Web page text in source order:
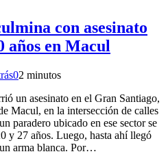
con asesinato
años en Macul
02 minutos
un asesinato en el Gran Santiago,
Macul, en la intersección de calles
paradero ubicado en ese sector se
y 27 años. Luego, hasta ahí llegó
arma blanca. Por…